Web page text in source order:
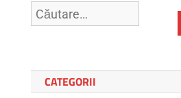
Caută
după:
CATEGORII